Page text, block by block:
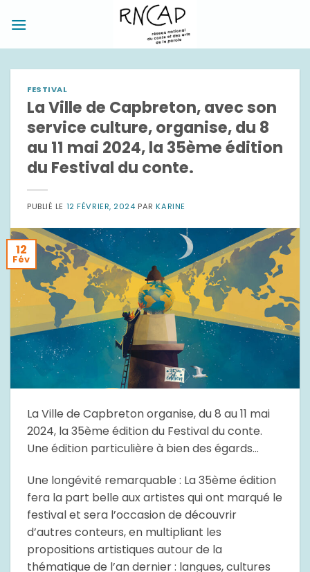
au
FESTIVAL
La Ville de Capbreton, avec son
service culture, organise, du 8
au 11 mai 2024, la 35ème édition
du Festival du conte.
PUBLIÉ LE 12 FÉVRIER, 2024 PARKARINE
12
Fév
La Ville de Capbreton organise, du 8 au 11 mai
2024, la 35ème édition du Festival du conte.
Une édition particulière à bien des égards…
Une longévité remarquable : La 35ème édition
fera la part belle aux artistes qui ont marqué le
festival et sera l’occasion de découvrir
d’autres conteurs, en multipliant les
propositions artistiques autour de la
thématique de l’an dernier : langues, cultures